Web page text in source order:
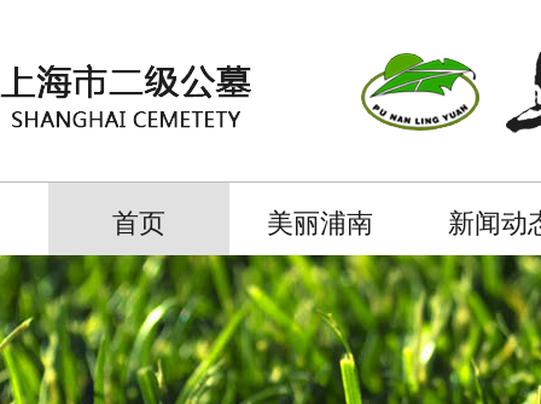
首页 美丽浦南 新闻动